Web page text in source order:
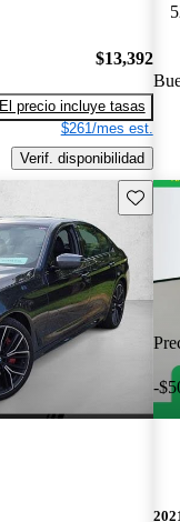
$13,392
El precio incluye tasas
$261/mes est.
Verif. disponibilidad
Guarda
-